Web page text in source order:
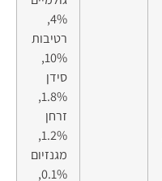
4%,
רטיבות
10%,
סידן
1.8%,
זרחן
1.2%,
מגנזיום
0.1%,